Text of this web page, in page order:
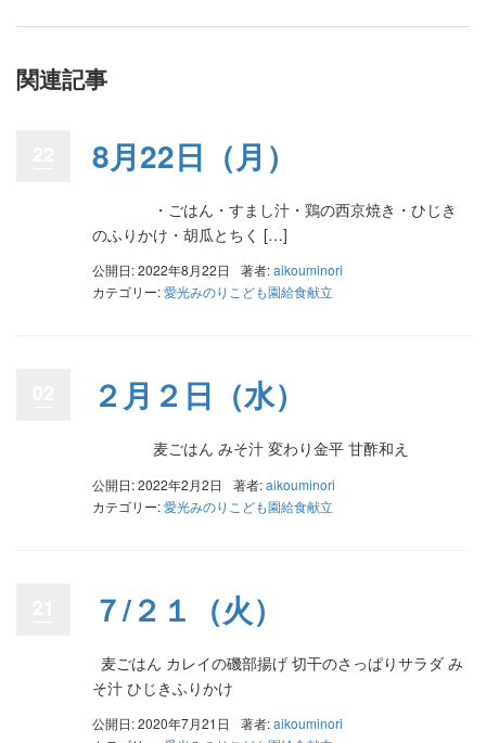
関連記事
8月22日（月）
・ごはん・すまし汁・鶏の西京焼き・ひじき
のふりかけ・胡瓜とちく […]
公開日: 2022年8月22日 著者:aikouminori
カテゴリー:愛光みのりこども園給食献立
２月２日（水）
麦ごはん みそ汁 変わり金平 甘酢和え
公開日: 2022年2月2日 著者:aikouminori
カテゴリー:愛光みのりこども園給食献立
７/２１（火）
麦ごはん カレイの磯部揚げ 切干のさっぱりサラダ み
そ汁 ひじきふりかけ
公開日: 2020年7月21日 著者:aikouminori